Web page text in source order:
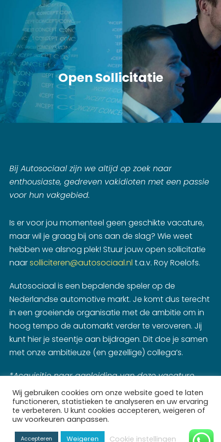
Open Sollicitatie
Bij Autosociaal zijn we altijd op zoek naar
enthousiaste, gedreven vakidioten met een passie
voor hun vakgebied.
Is er voor jou momenteel geen geschikte vacature,
maar wil je graag bij ons aan de slag? Wie weet
hebben we alsnog plek! Stuur jouw open sollicitatie
naarsolliciteren@autosociaal.nl t.a.v. Roy Roelofs.
Autosociaal is een bepalende speler op de
Nederlandse automotive markt. Je komt dus terecht
in een groeiende organisatie met de ambitie om in
hoog tempo de automarkt verder te veroveren. Jij
kunt hier je steentje aan bijdragen. Dit doe je samen
met onze ambitieuze (en gezellige) collega’s.
*Acquisitie naar aanleiding van deze vacature
wordt niet op prijs gesteld.
Wij gebruiken cookies om onze website goed te laten
functioneren, statistieken te analyseren en uw ervaring
te verbeteren. U kunt cookies accepteren, weigeren of
uw voorkeuren aanpassen.
Accepteren Weigeren Cookie instellingen